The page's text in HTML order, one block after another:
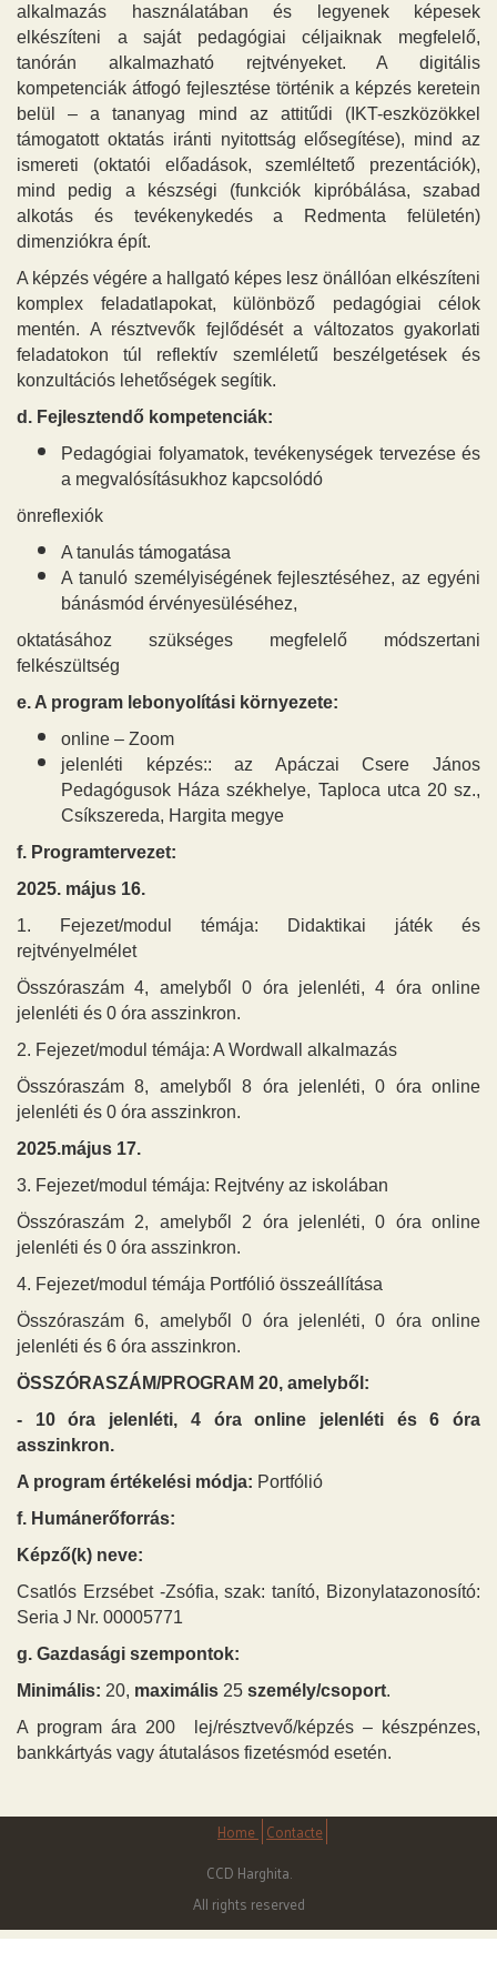
alkalmazás használatában és legyenek képesek
elkészíteni a saját pedagógiai céljaiknak megfelelő,
tanórán alkalmazható rejtvényeket. A digitális
kompetenciák átfogó fejlesztése történik a képzés keretein
belül – a tananyag mind az attitűdi (IKT-eszközökkel
támogatott oktatás iránti nyitottság elősegítése), mind az
ismereti (oktatói előadások, szemléltető prezentációk),
mind pedig a készségi (funkciók kipróbálása, szabad
alkotás és tevékenykedés a Redmenta felületén)
dimenziókra épít.
A képzés végére a hallgató képes lesz önállóan elkészíteni
komplex feladatlapokat, különböző pedagógiai célok
mentén. A résztvevők fejlődését a változatos gyakorlati
feladatokon túl reflektív szemléletű beszélgetések és
konzultációs lehetőségek segítik.
d. Fejlesztendő kompetenciák:
Pedagógiai folyamatok, tevékenységek tervezése és
a megvalósításukhoz kapcsolódó
önreflexiók
A tanulás támogatása
A tanuló személyiségének fejlesztéséhez, az egyéni
bánásmód érvényesüléséhez,
oktatásához szükséges megfelelő módszertani
felkészültség
e. A program lebonyolítási környezete:
online – Zoom
jelenléti képzés:: az Apáczai Csere János
Pedagógusok Háza székhelye, Taploca utca 20 sz.,
Csíkszereda, Hargita megye
f. Programtervezet:
2025. május 16.
1. Fejezet/modul témája: Didaktikai játék és
rejtvényelmélet
Összóraszám 4, amelyből 0 óra jelenléti, 4 óra online
jelenléti és 0 óra asszinkron.
2. Fejezet/modul témája: A Wordwall alkalmazás
Összóraszám 8, amelyből 8 óra jelenléti, 0 óra online
jelenléti és 0 óra asszinkron.
2025.május 17.
3. Fejezet/modul témája: Rejtvény az iskolában
Összóraszám 2, amelyből 2 óra jelenléti, 0 óra online
jelenléti és 0 óra asszinkron.
4. Fejezet/modul témája Portfólió összeállítása
Összóraszám 6, amelyből 0 óra jelenléti, 0 óra online
jelenléti és 6 óra asszinkron.
ÖSSZÓRASZÁM/PROGRAM 20, amelyből:
- 10 óra jelenléti, 4 óra online jelenléti és 6 óra
asszinkron.
A program értékelési módja: Portfólió
f. Humánerőforrás:
Képző(k) neve:
Csatlós Erzsébet -Zsófia, szak: tanító, Bizonylatazonosító:
Seria J Nr. 00005771
g. Gazdasági szempontok:
Minimális: 20, maximális 25 személy/csoport.
A program ára 200 lej/résztvevő/képzés – készpénzes,
bankkártyás vagy átutalásos fizetésmód esetén.
Home Contacte
CCD Harghita.
All rights reserved